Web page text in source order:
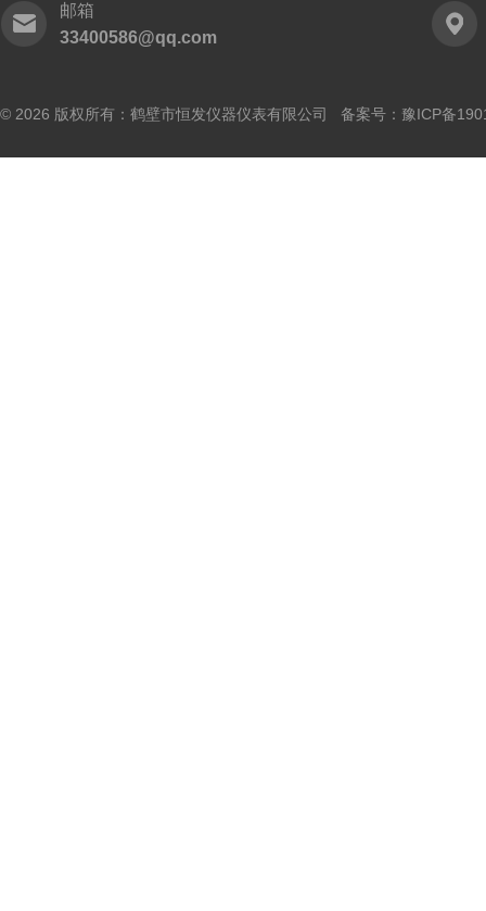
邮箱
33400586@qq.com
© 2026 版权所有：鹤壁市恒发仪器仪表有限公司 备案号： 豫ICP备